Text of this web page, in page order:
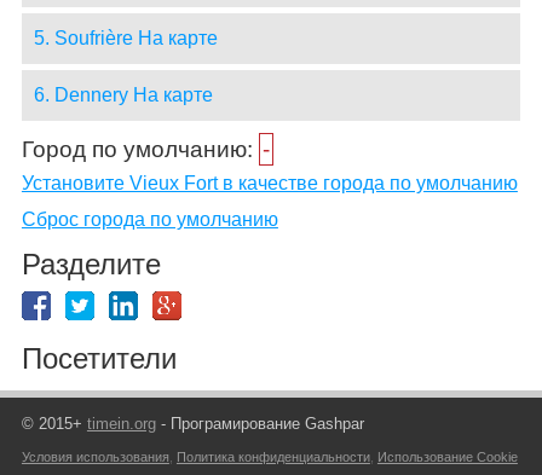
5. Soufrière На карте
6. Dennery На карте
Город по умолчанию: -
Установите Vieux Fort в качестве города по умолчанию
Сброс города по умолчанию
Разделите
Посетители
© 2015+ timein.org- Програмирование Gashpar
Условия использования Политика конфиденциальности, Использование Cookie